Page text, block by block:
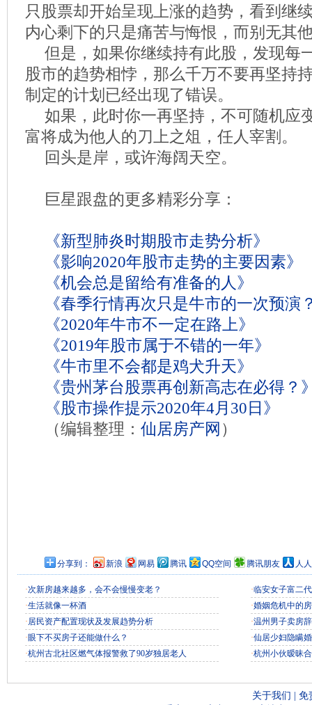
只股票却开始呈现上涨的趋势，看到继
内心剩下的只是痛苦与悔恨，而别无其
但是，如果你继续持有此股，发现每
股市的趋势相悖，那么千万不要再坚持
制定的计划已经出现了错误。
如果，此时你一再坚持，不可随机应
富将成为他人的刀上之俎，任人宰割。
回头是岸，或许海阔天空。
巨星跟盘的更多精彩分享：
《新型肺炎时期股市走势分析》
《影响2020年股市走势的主要因素》
《机会总是留给有准备的人》
《春季行情再次只是牛市的一次预演
《2020年牛市不一定在路上》
《2019年股市属于不错的一年》
《牛市里不会都是鸡犬升天》
《贵州茅台股票再创新高志在必得？
《股市操作提示2020年4月30日》
（编辑整理： 仙居房产网 ）
分享到： 新浪 网易 腾讯 QQ空间 腾讯朋友 人
·次新房越来越多，会不会慢慢变老？
·生活就像一杯酒
·居民资产配置现状及发展趋势分析
·眼下不买房子还能做什么？
·杭州古北社区燃气体报警救了90岁独居老人
·临安女子富二
·婚姻危机中的
·温州男子卖房
·仙居少妇隐瞒
·杭州小伙暧昧
关于我们
免